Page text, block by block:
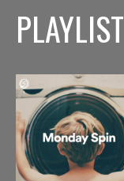
PLAYLIST